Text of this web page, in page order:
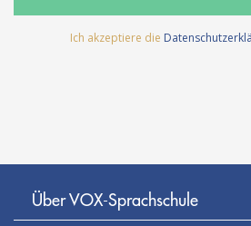
Ich akzeptiere die
Über VOX-Sprachschule